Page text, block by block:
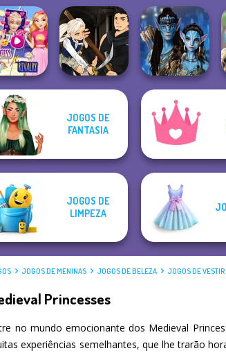
Elsa And
Riv...
Manga Creator
Vampire Hunter
P...
Avatar Na'vi
Warriors Saga
JOGOS DE
FANTASIA
JOGOS DE
LIMPEZA
JOGOS DE MENINAS JOGOS DE BELEZA JOGOS DE VESTIR
Princesses
no mundo emocionante dos Medieval
experiências semelhantes, que lhe trarão